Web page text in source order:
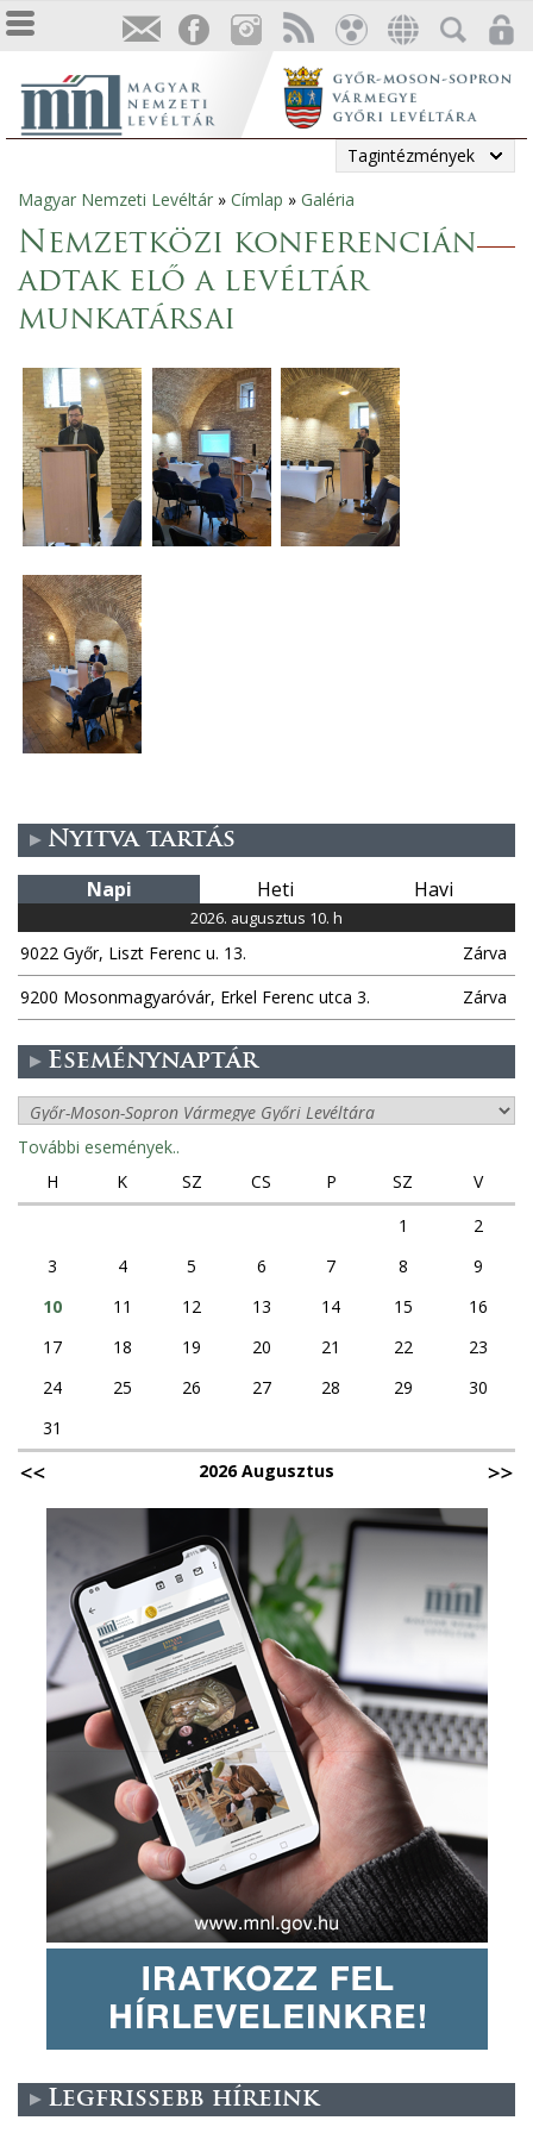
Tagintézmények
Jelenlegi
hely
Magyar Nemzeti Levéltár » Címlap » Galéria
Nemzetközi konferencián
adtak elő a levéltár
munkatársai
Nyitva tartás
Napi Heti Havi
2026. augusztus 10. h
9022 Győr, Liszt Ferenc u. 13.
Zárva
9200 Mosonmagyaróvár, Erkel Ferenc utca 3.
Zárva
Eseménynaptár
További események..
H
K SZ CS P SZ
V
1
2
3
4 5 6 7 8
9
10
11 12 13 14 15
16
17
18 19 20 21 22
23
24
25 26 27 28 29
30
31
2026 Augusztus
Legfrissebb híreink